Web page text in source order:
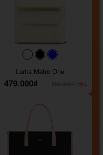
#faf0e6#000000
Larita Metro One
479.000₫
-19%